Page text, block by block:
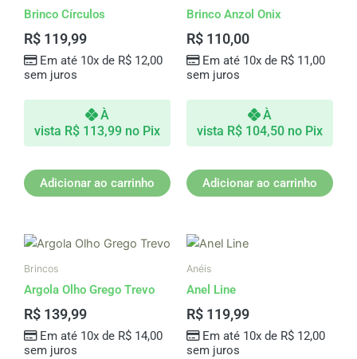
Brinco Círculos
R$ 119,99
Em até 10x de R$12,00
sem juros
À
vista R$ 113,99 no Pix
Adicionar ao carrinho
Brinco Anzol Onix
R$ 110,00
Em até 10x de R$11,00
sem juros
À
vista R$ 104,50 no Pix
Adicionar ao carrinho
Brincos
Argola Olho Grego Trevo
R$ 139,99
Em até 10x de R$14,00
sem juros
Anéis
Anel Line
R$ 119,99
Em até 10x de R$12,00
sem juros
As